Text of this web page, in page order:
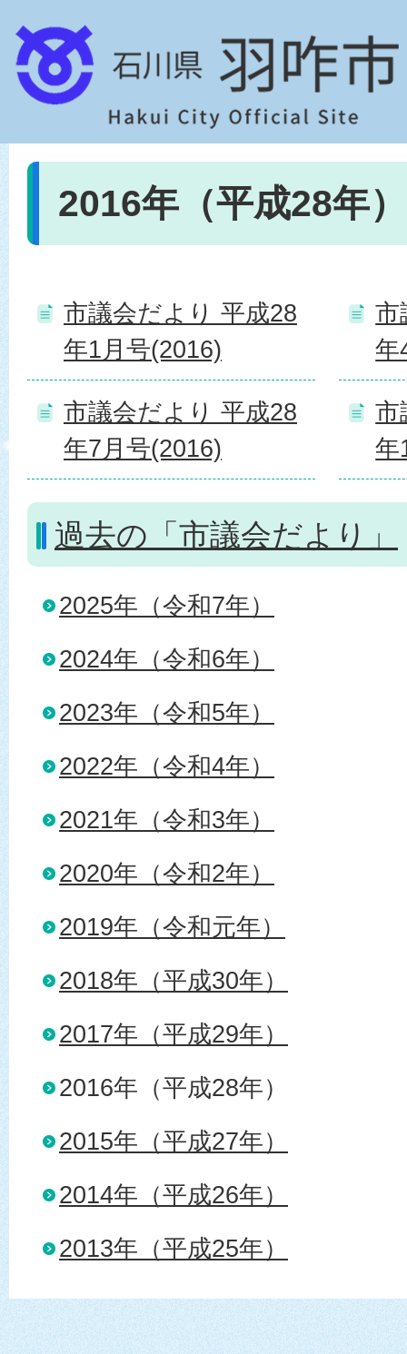
2016年（平成28年）
市議会だより 平成28
年1月号(2016)
市
年
市議会だより 平成28
年7月号(2016)
市
年
過去の「市議会だより」
2025年（令和7年）
2024年（令和6年）
2023年（令和5年）
2022年（令和4年）
2021年（令和3年）
2020年（令和2年）
2019年（令和元年）
2018年（平成30年）
2017年（平成29年）
2016年（平成28年）
2015年（平成27年）
2014年（平成26年）
2013年（平成25年）